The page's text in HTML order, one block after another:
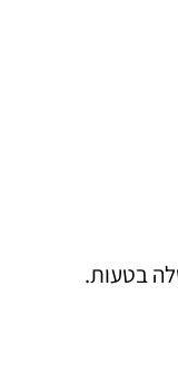
בטעות.